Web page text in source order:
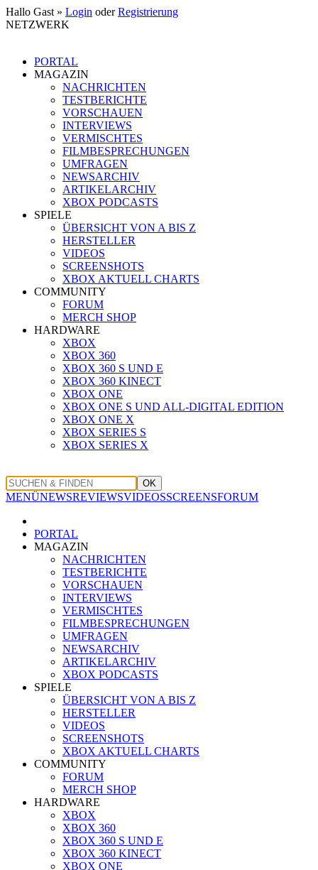
Hallo Gast » Login oderRegistrierung
NETZWERK
PORTAL
MAGAZIN
NACHRICHTEN
TESTBERICHTE
VORSCHAUEN
INTERVIEWS
VERMISCHTES
FILMBESPRECHUNGEN
UMFRAGEN
NEWSARCHIV
ARTIKELARCHIV
XBOX PODCASTS
SPIELE
ÜBERSICHT VON A BIS Z
HERSTELLER
VIDEOS
SCREENSHOTS
XBOX AKTUELL CHARTS
COMMUNITY
FORUM
MERCH SHOP
HARDWARE
XBOX
XBOX 360
XBOX 360 S UND E
XBOX 360 KINECT
XBOX ONE
XBOX ONE S UND ALL-DIGITAL EDITION
XBOX ONE X
XBOX SERIES S
XBOX SERIES X
OK
MENÜNEWSREVIEWSVIDEOSSCREENSFORUM
PORTAL
MAGAZIN
NACHRICHTEN
TESTBERICHTE
VORSCHAUEN
INTERVIEWS
VERMISCHTES
FILMBESPRECHUNGEN
UMFRAGEN
NEWSARCHIV
ARTIKELARCHIV
XBOX PODCASTS
SPIELE
ÜBERSICHT VON A BIS Z
HERSTELLER
VIDEOS
SCREENSHOTS
XBOX AKTUELL CHARTS
COMMUNITY
FORUM
MERCH SHOP
HARDWARE
XBOX
XBOX 360
XBOX 360 S UND E
XBOX 360 KINECT
XBOX ONE